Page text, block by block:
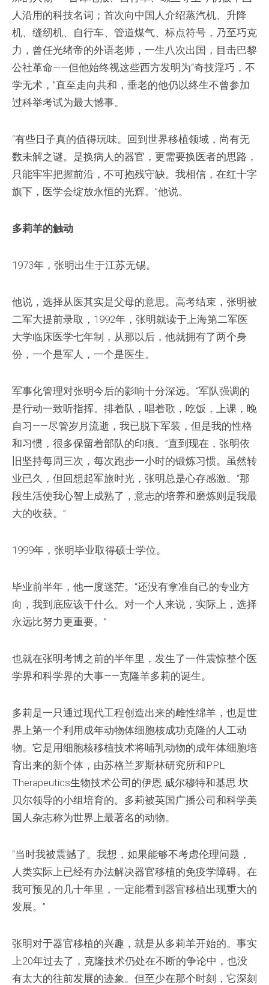
人沿用的科技名词；首次向中国人介绍蒸汽机、升降
机、缝纫机、自行车、管道煤气、标点符号，乃至巧克
力，曾任光绪帝的外语老师，一生八次出国，目击巴黎
公社革命——但他始终视这些西方发明为“奇技淫巧，不
学无术，”直至走向共和，垂老的他仍以终生不曾参加
过科举考试为最大憾事。
“有些日子真的值得玩味。回到世界移植领域，尚有无
数未解之谜。是换病人的器官，更需要换医者的思路，
只能牢牢把握前沿，不可抱残守缺。我相信，在红十字
旗下，医学会绽放永恒的光辉。”他说。
多莉羊的触动
1973年，张明出生于江苏无锡。
他说，选择从医其实是父母的意思。高考结束，张明被
二军大提前录取，1992年，张明就读于上海第二军医
大学临床医学七年制，从那以后，他就拥有了两个身
份，一个是军人，一个是医生。
军事化管理对张明今后的影响十分深远。“军队强调的
是行动一致听指挥。排着队，唱着歌，吃饭，上课，晚
自习——尽管岁月流逝，我已脱下军装，但是我的性格
和习惯，很多保留着部队的印痕。”直到现在，张明依
旧坚持每周三次，每次跑步一小时的锻炼习惯。虽然转
业已久，但回想起军旅时光，张明总是心存感激。“那
段生活使我心智上成熟了，意志的培养和磨炼则是我最
大的收获。”
1999年，张明毕业取得硕士学位。
毕业前半年，他一度迷茫。“还没有拿准自己的专业方
向，我到底应该干什么。对一个人来说，实际上，选择
永远比努力更重要。”
也就在张明考博之前的半年里，发生了一件震惊整个医
学界和科学界的大事——克隆羊多莉的诞生。
多莉是一只通过现代工程创造出来的雌性绵羊，也是世
界上第一个利用成年动物体细胞核成功克隆的人工动
物。它是用细胞核移植技术将哺乳动物的成年体细胞培
育出来的新个体，由苏格兰罗斯林研究所和PPL
Therapeutics生物技术公司的伊恩·威尔穆特和基思·坎
贝尔领导的小组培育的。多莉被英国广播公司和科学美
国人杂志称为世界上最著名的动物。
“当时我被震撼了。我想，如果能够不考虑伦理问题，
人类实际上已经有办法解决器官移植的免疫学障碍。在
我可预见的几十年里，一定能看到器官移植出现重大的
发展。”
张明对于器官移植的兴趣，就是从多莉羊开始的。事实
上20年过去了，克隆技术仍处在不断的争论中，也没
有太大的往前发展的迹象。但至少在那个时刻，它深刻